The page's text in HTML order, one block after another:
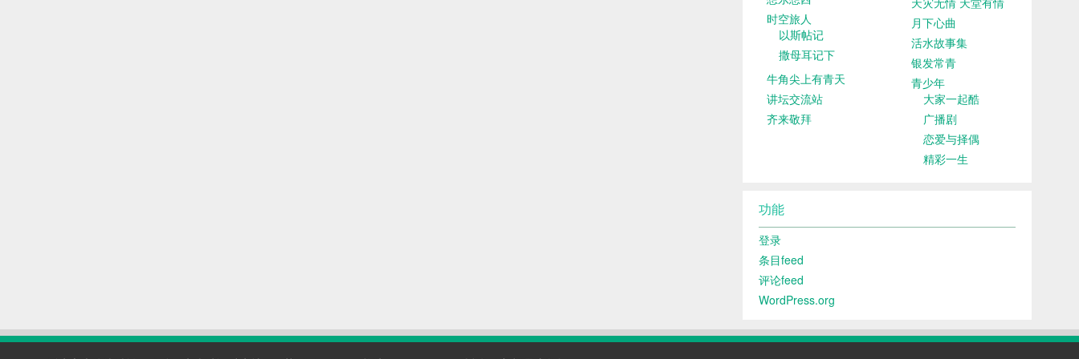
时空旅人
以斯帖记
撒母耳记下
牛角尖上有青天
讲坛交流站
齐来敬拜
月下心曲
活水故事集
银发常青
青少年
大家一起酷
广播剧
恋爱与择偶
精彩一生
功能
登录
条目feed
评论feed
WordPress.org